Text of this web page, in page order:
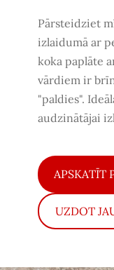
Pārsteidziet
izlaidumā ar
koka paplāte
vārdiem ir
"paldies".
audzinātājai
​APSKATĪT
​UZDOT